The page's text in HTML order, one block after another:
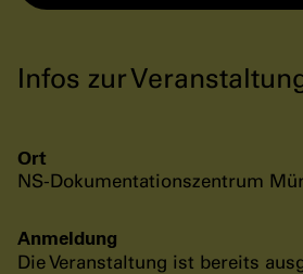
Infos zur
Ort
NS-Dokumentationszentrum
Anmeldung
Die Veranstaltung ist bereits